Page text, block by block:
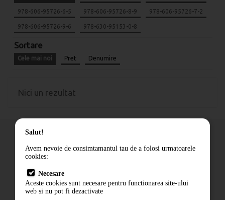
978-606-95726-6-5 978-606-95726-8-9 978-606-95726-7-2
978-606-95726-9-6 978-630-95153-0-8
Sortare
Cele mai noi Pret Denumire
Nici un rezultat
Cum comand
Livrare
Contact
Salut!
Avem nevoie de consimtamantul tau de a folosi urmatoarele
cookies:
Necesare
Aceste cookies sunt necesare pentru functionarea site-ului
web si nu pot fi dezactivate